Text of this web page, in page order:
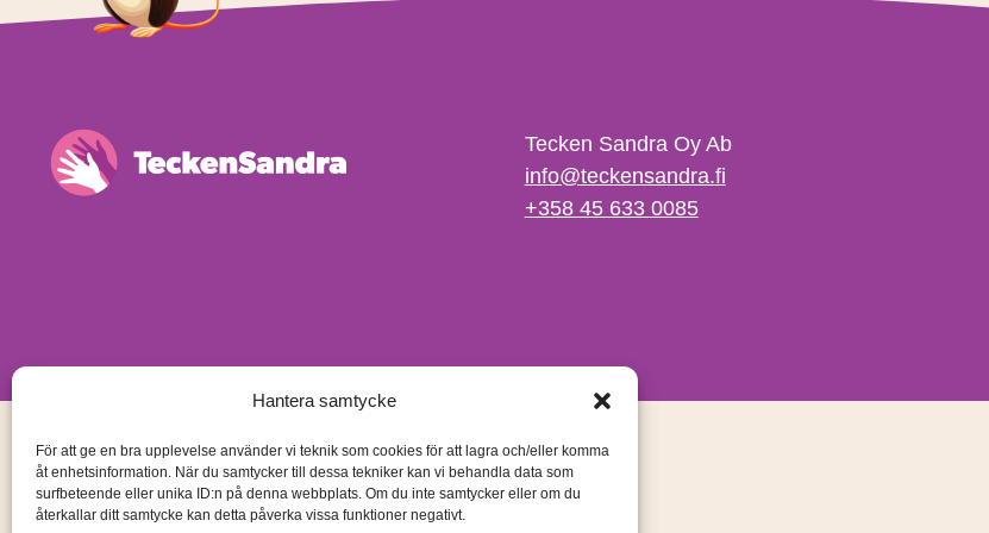
Hantera samtycke
För att ge en bra upplevelse använder vi teknik som cookies för att lagra och/eller komma
åt enhetsinformation. När du samtycker till dessa tekniker kan vi behandla data som
surfbeteende eller unika ID:n på denna webbplats. Om du inte samtycker eller om du
återkallar ditt samtycke kan detta påverka vissa funktioner negativt.
Tecken Sandra Oy Ab
info@teckensandra.fi
+358 45 633 0085